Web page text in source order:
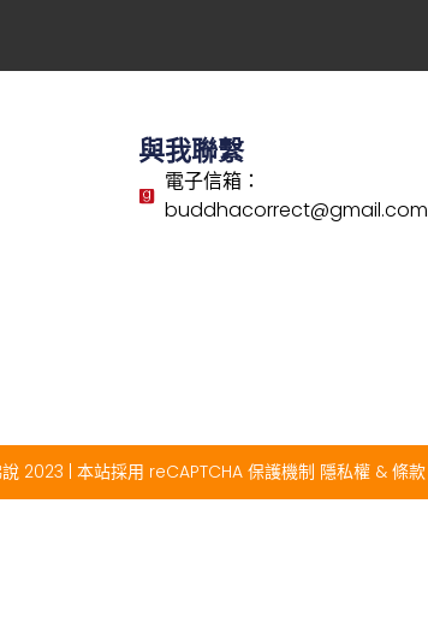
與我聯繫
電子信箱：
buddhacorrect@gmail.com
2023 | 本站採用 reCAPTCHA 保護機制 隱私權 & 條款